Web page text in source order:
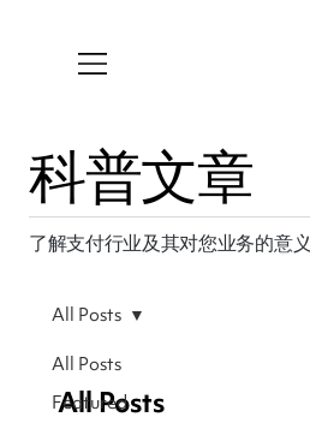
科普文章
了解支付行业及其对您业务的意义
All Posts
Featured
All Posts
All Posts